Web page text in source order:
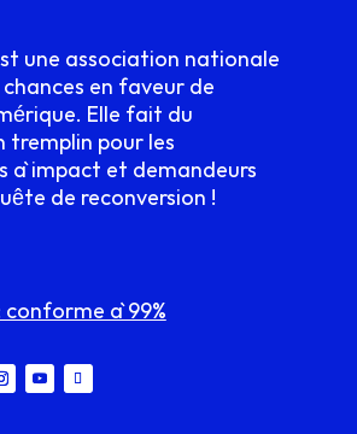
une association nationale
chances en faveur de
Elle fait du
tremplin pour les
à impact et demandeurs
de reconversion !
conforme à 99%